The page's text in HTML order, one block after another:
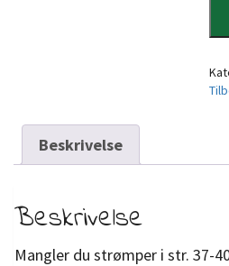
Beskrivelse
Beskrivelse
Mangler du strømper i str. 37-